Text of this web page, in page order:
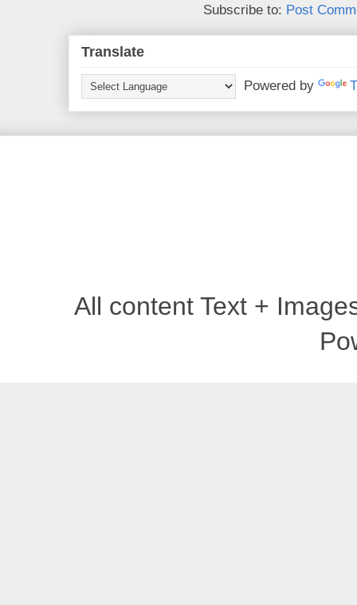
Subscribe to: Post
Translate
Powered by
All content Text +